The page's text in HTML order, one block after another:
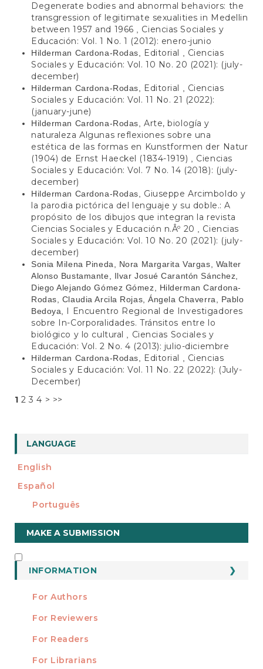
Degenerate bodies and abnormal behaviors: the
transgression of legitimate sexualities in Medellin
between 1957 and 1966 , Ciencias Sociales y
Educación: Vol. 1 No. 1 (2012): enero-junio
Hilderman Cardona-Rodas, Editorial , Ciencias
Sociales y Educación: Vol. 10 No. 20 (2021): (july-
december)
Hilderman Cardona-Rodas, Editorial , Ciencias
Sociales y Educación: Vol. 11 No. 21 (2022):
(january-june)
Hilderman Cardona-Rodas, Arte, biología y
naturaleza Algunas reflexiones sobre una
estética de las formas en Kunstformen der Natur
(1904) de Ernst Haeckel (1834-1919) , Ciencias
Sociales y Educación: Vol. 7 No. 14 (2018): (july-
december)
Hilderman Cardona-Rodas, Giuseppe Arcimboldo y
la parodia pictórica del lenguaje y su doble.: A
propósito de los dibujos que integran la revista
Ciencias Sociales y Educación n.Âº 20 , Ciencias
Sociales y Educación: Vol. 10 No. 20 (2021): (july-
december)
Sonia Milena Pineda, Nora Margarita Vargas, Walter
Alonso Bustamante, Ilvar Josué Carantón Sánchez,
Diego Alejando Gómez Gómez, Hilderman Cardona-
Rodas, Claudia Arcila Rojas, Ángela Chaverra, Pablo
Bedoya, I Encuentro Regional de Investigadores
sobre In-Corporalidades. Tránsitos entre lo
biológico y lo cultural , Ciencias Sociales y
Educación: Vol. 2 No. 4 (2013): julio-diciembre
Hilderman Cardona-Rodas, Editorial , Ciencias
Sociales y Educación: Vol. 11 No. 22 (2022): (July-
December)
1 2 3 4 > >>
LANGUAGE
English
Español
Português
Make
a
Submission
MAKE A SUBMISSION
INFORMATION
For Authors
For Reviewers
For Readers
For Librarians